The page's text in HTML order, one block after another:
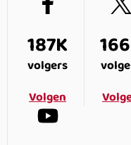
187K
volgers
Volgen